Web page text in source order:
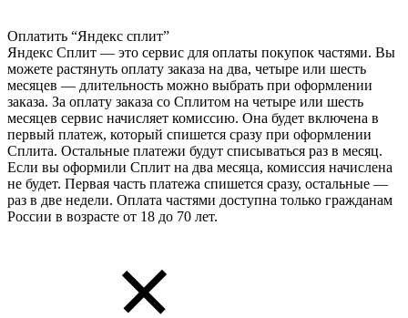
Оплатить “Яндекс сплит”
Яндекс Cплит — это сервис для оплаты покупок частями. Вы
можете растянуть оплату заказа на два, четыре или шесть
месяцев — длительность можно выбрать при оформлении
заказа. За оплату заказа со Сплитом на четыре или шесть
месяцев сервис начисляет комиссию. Она будет включена в
первый платеж, который спишется сразу при оформлении
Сплита. Остальные платежи будут списываться раз в месяц.
Если вы оформили Сплит на два месяца, комиссия начислена
не будет. Первая часть платежа спишется сразу, остальные —
раз в две недели. Оплата частями доступна только гражданам
России в возрасте от 18 до 70 лет.